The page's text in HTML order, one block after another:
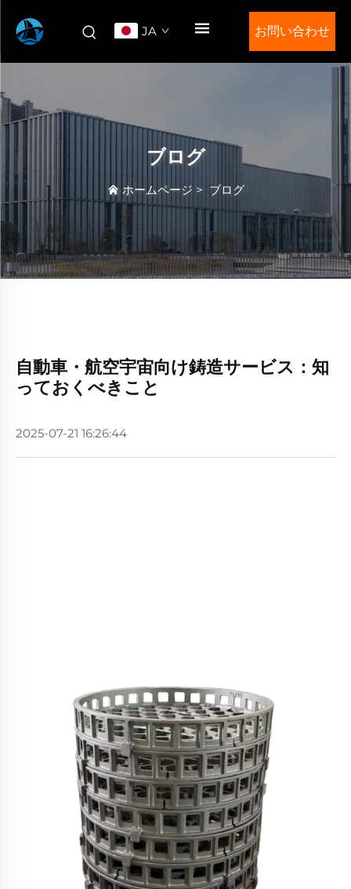
JA お問い合わせ
ブログ
ホームページ > ブログ
自動車・航空宇宙向け鋳造サービス：知
っておくべきこと
2025-07-21 16:26:44